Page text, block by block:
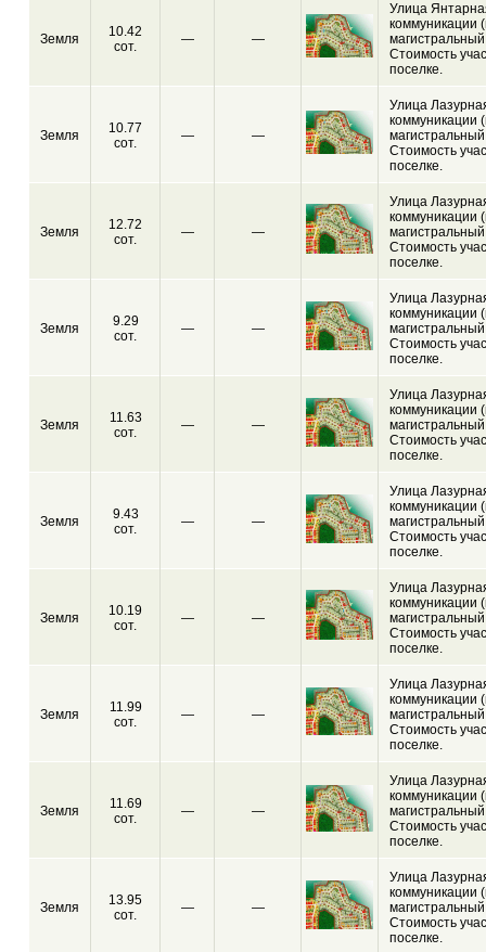
Земля
10.42
сот.
— —
Улица
коммуникации
магистральный
Стоимость
поселке.
Земля
10.77
сот.
— —
Улица
коммуникации
магистральный
Стоимость
поселке.
Земля
12.72
сот.
— —
Улица
коммуникации
магистральный
Стоимость
поселке.
Земля
9.29
сот.
— —
Улица
коммуникации
магистральный
Стоимость
поселке.
Земля
11.63
сот.
— —
Улица
коммуникации
магистральный
Стоимость
поселке.
Земля
9.43
сот.
— —
Улица
коммуникации
магистральный
Стоимость
поселке.
Земля
10.19
сот.
— —
Улица
коммуникации
магистральный
Стоимость
поселке.
Земля
11.99
сот.
— —
Улица
коммуникации
магистральный
Стоимость
поселке.
Земля
11.69
сот.
— —
Улица
коммуникации
магистральный
Стоимость
поселке.
Земля
13.95
сот.
— —
Улица
коммуникации
магистральный
Стоимость
поселке.